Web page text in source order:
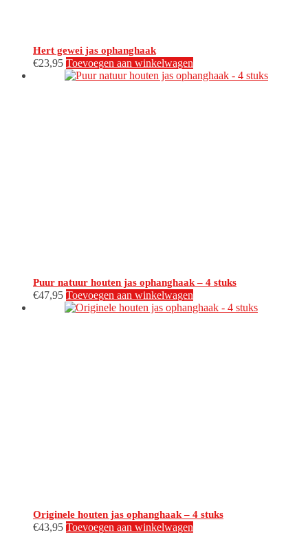
Hert gewei jas ophanghaak
€23,95 Toevoegen aan winkelwagen
Puur natuur houten jas ophanghaak – 4 stuks
€47,95 Toevoegen aan winkelwagen
Originele houten jas ophanghaak – 4 stuks
€43,95 Toevoegen aan winkelwagen